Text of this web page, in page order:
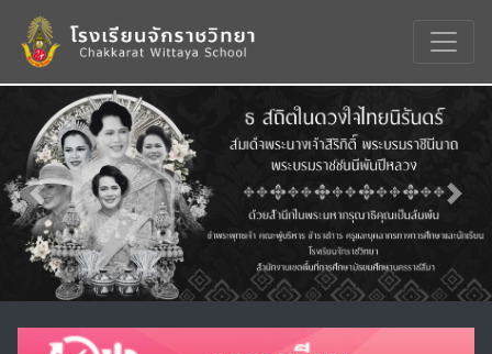
Previous Next